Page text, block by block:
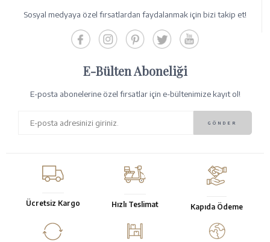
Sosyal medyaya özel fırsatlardan faydalanmak için bizi takip et!
E-Bülten Aboneliği
E-posta abonelerine özel fırsatlar için e-bültenimize kayıt ol!
Ücretsiz Kargo Hızlı Teslimat Kapıda Ödeme